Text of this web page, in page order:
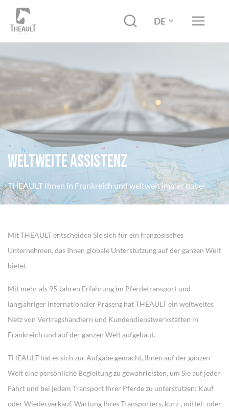
DE
Weltweite Assistenz
THEAULT Ihnen in Frankreich und weltweit immer dabei
Mit THEAULT entscheiden Sie sich für ein französisches
Unternehmen, das Ihnen globale Unterstützung auf der ganzen Welt
bietet.
Mit mehr als 95 Jahren Erfahrung im Pferdetransport und
langjähriger internationaler Präsenz hat THEAULT ein weltweites
Netz von Vertragshändlern und Kundendienstwerkstätten in
Frankreich und auf der ganzen Welt aufgebaut.
THEAULT hat es sich zur Aufgabe gemacht, Ihnen auf der ganzen
Welt eine persönliche Begleitung zu gewährleisten, um Sie auf jeder
Fahrt und bei jedem Transport Ihrer Pferde zu unterstützen: Kauf
oder Wiederverkauf, Wartung Ihres Transporters, kurz-, mittel- oder